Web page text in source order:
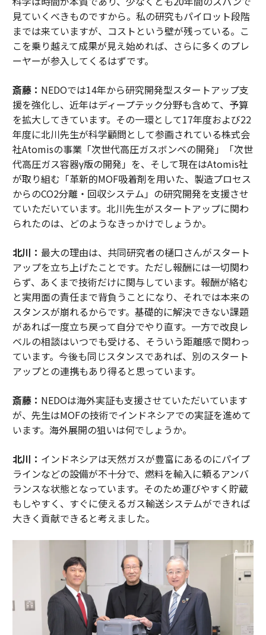
見ていくべきものですから。私の研究もパイロット段階
までは来ていますが、コストという壁が残っている。こ
こを乗り越えて成果が見え始めれば、さらに多くのプレ
ーヤーが参入してくるはずです。
斎藤： NEDOでは14年から研究開発型スタートアップ支
援を強化し、近年はディープテック分野も含めて、予算
を拡大してきています。その一環として17年度および22
年度に北川先生が科学顧問として参画されている株式会
社Atomisの事業「次世代高圧ガスボンベの開発」「次世
代高圧ガス容器γ版の開発」を、そして現在はAtomis社
が取り組む「革新的MOF吸着剤を用いた、製造プロセス
からのCO2分離・回収システム」の研究開発を支援させ
ていただいています。北川先生がスタートアップに関わ
られたのは、どのようなきっかけでしょうか。
北川： 最大の理由は、共同研究者の樋口さんがスタート
アップを立ち上げたことです。ただし報酬には一切関わ
らず、あくまで技術だけに関与しています。報酬が絡む
と実用面の責任まで背負うことになり、それでは本来の
スタンスが崩れるからです。基礎的に解決できない課題
があれば一度立ち戻って自分でやり直す。一方で改良レ
ベルの相談はいつでも受ける、そういう距離感で関わっ
ています。今後も同じスタンスであれば、別のスタート
アップとの連携もあり得ると思っています。
斎藤： NEDOは海外実証も支援させていただいています
が、先生はMOFの技術でインドネシアでの実証を進めて
います。海外展開の狙いは何でしょうか。
北川： インドネシアは天然ガスが豊富にあるのにパイプ
ラインなどの設備が不十分で、燃料を輸入に頼るアンバ
ランスな状態となっています。そのため運びやすく貯蔵
もしやすく、すぐに使えるガス輸送システムができれば
大きく貢献できると考えました。